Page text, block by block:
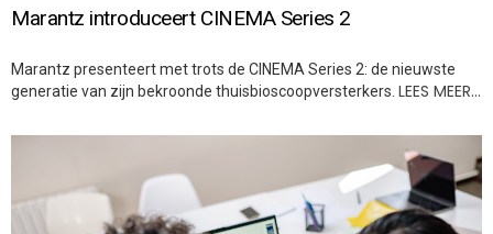
Marantz introduceert CINEMA Series 2
Marantz presenteert met trots de CINEMA Series 2: de nieuwste
generatie van zijn bekroonde thuisbioscoopversterkers. LEES MEER…